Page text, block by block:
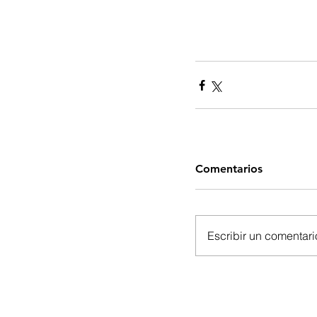
Comentarios
Escribir un